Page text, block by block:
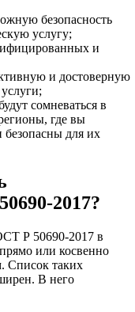
безопасность
услугу;
и
и достоверную
сомневаться в
где вы
безопасны для их
2017?
Р 50690-2017 в
или косвенно
Список таких
В него